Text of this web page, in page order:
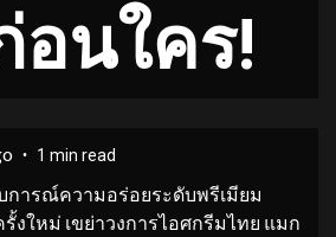
อนใคร!
1 min read
การณ์ความอร่อยระดับพรีเมียม
งใหม่ เขย่าวงการไอศกรีมไทย แมก